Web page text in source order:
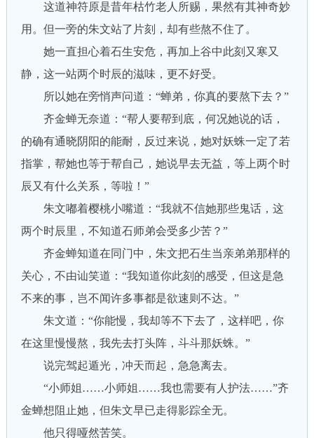
这道神符原是昔年枯竹老人所赐，果然有其神奇妙
用。但一旁的朱文站了片刻，却有些熬不住了。
她一直担心着石生安危，再加上谷中此刻又寒又
静，这一站两个时辰的滋味，更不好受。
所以她在旁悄声问道：“蝉弟，你真的要熬下去？”
齐金蝉无奈道：“帮人要帮到底，何况她说的话，
的确有通晓阴阳的能耐，反过来说，她对妖蛛一定了若
指掌，帮她也等于帮自己，她说早去无益，等上两个时
辰又有什么关系，等啦！”
朱文嘟着樱桃小嘴道：“我就不信她那些鬼话，这
两个时辰里，不知道石师弟会受多少苦？”
齐金蝉知道在同门中，朱文把石生当亲弟弟那样的
关心，不由讪笑道：“我知道你此刻的感受，但这是急
不来的事，岂不闻许多事都是欲速则不达。”
朱文道：“你能慢，我却等不下去了，这样吧，你
在这里慢慢熬，我先去打头阵，斗斗那妖蛛。”
说完驾起遁光，冲天而起，急急离去。
“小师姐……小师姐……我也需要有人护法……”齐
金蝉想阻止她，但朱文早已走得影踪全无。
他只得哑然苦笑。